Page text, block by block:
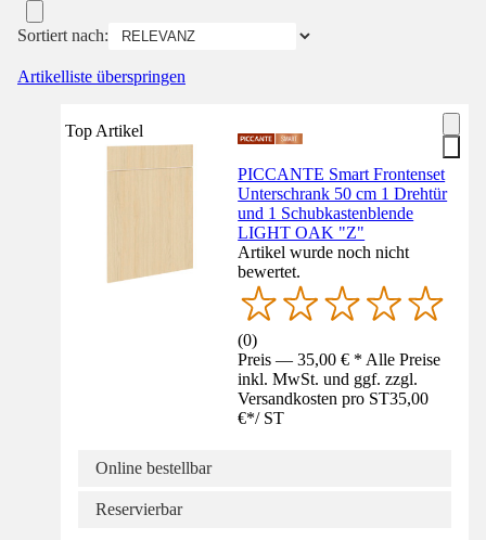
Sortiert nach:
Artikelliste überspringen
Top Artikel
PICCANTE Smart Frontenset
Unterschrank 50 cm 1 Drehtür
und 1 Schubkastenblende
LIGHT OAK "Z"
Artikel wurde noch nicht
bewertet.
(0)
Preis — 35,00 € * Alle Preise
inkl. MwSt. und ggf. zzgl.
Versandkosten pro ST35,00
€*/ ST
Online bestellbar
Reservierbar